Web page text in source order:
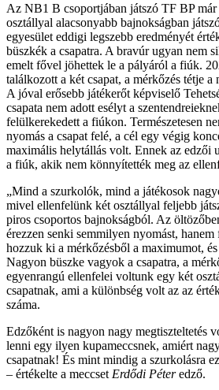
Az NB1 B csoportjában játszó TF BP
osztállyal alacsonyabb bajnokságban
egyesület eddigi legszebb eredményét
büszkék a csapatra. A bravúr ugyan nem
emelt fővel jöhettek le a pályáról a fiúk.
találkozott a két csapat, a mérkőzés tétje
A jóval erősebb játékerőt képviselő
csapata nem adott esélyt a
felülkerekedett a fiúkon. Természetesen
nyomás a csapat felé, a cél egy végig
maximális helytállás volt. Ennek az edzői
a fiúk, akik nem könnyítették meg az
„Mind a szurkolók, mind a játékosok
mivel ellenfelünk két osztállyal feljebb
piros csoportos bajnokságból. Az
érezzen senki semmilyen nyomást, hanem
hozzuk ki a mérkőzésből a maximumot,
Nagyon büszke vagyok a csapatra, a
egyenrangú ellenfelei voltunk egy két
csapatnak, ami a különbség volt az az
száma.
Edzőként is nagyon nagy megtiszteltetés
lenni egy ilyen kupameccsnek, amiért
csapatnak! És mint mindig a szurkolásra
– értékelte a meccset Erdődi Péteredző.